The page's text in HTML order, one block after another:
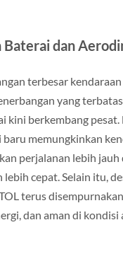
Baterai dan
terbesar
yang
kini berkembang pesat.
baru memungkinkan
perjalanan lebih jauh
cepat. Selain itu,
terus
dan aman di kondisi